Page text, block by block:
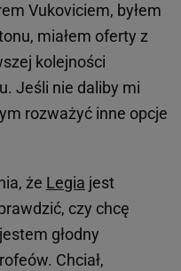
Vukoviciem, byłem
miałem oferty z
kolejności
Jeśli nie daliby mi
rozważyć inne opcje
że Legia jest
czy chcę
głodny
Chciał,